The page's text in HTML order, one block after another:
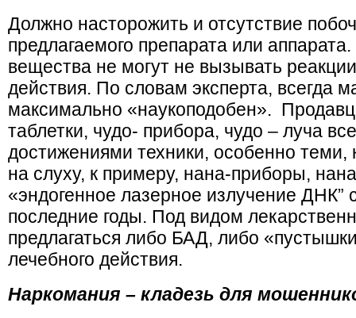
Должно насторожить и отсутствие
предлагаемого препарата или
вещества не могут не вызывать
действия. По словам эксперта, всегда
максимально «наукоподобен».
таблетки, чудо- прибора, чудо – луча
достижениями техники, особенно
на слуху, к примеру, нана-приборы,
«эндогенное лазерное излучение ДНК”
последние годы. Под видом
предлагаться либо БАД, либо
лечебного действия.
Наркомания – кладезь для